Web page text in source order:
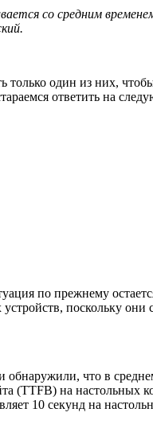
со средним
один из них,
ответить на
по прежнему
поскольку они
что в
(TTFB) на настольных
10 секунд на